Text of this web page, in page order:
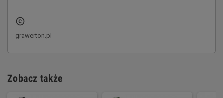
copyright
grawerton.pl
Zobacz także